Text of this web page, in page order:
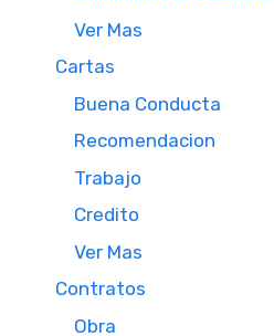
Ver Mas
Cartas
Buena Conducta
Recomendacion
Trabajo
Credito
Ver Mas
Contratos
Obra